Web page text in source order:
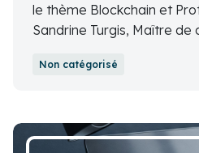
le thème Blockchain et
Sandrine Turgis, Maître de
présenté les paradoxes
Non catégorisé